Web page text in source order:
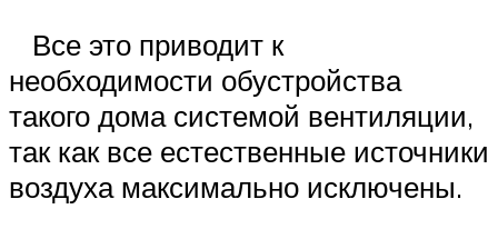
Все это приводит к
необходимости обустройства
такого дома системой вентиляции,
так как все естественные источники
воздуха максимально исключены.